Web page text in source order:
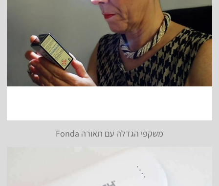
משקפי הגדלה עם תאורה Fonda